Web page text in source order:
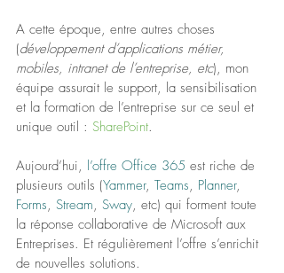
A cette époque, entre autres choses
(développement d’applications métier,
mobiles, intranet de l’entreprise, etc), mon
équipe assurait le support, la sensibilisation
et la formation de l’entreprise sur ce seul et
unique outil : SharePoint.
Aujourd’hui, l’offre Office 365 est riche de
plusieurs outils (Yammer, Teams, Planner,
Forms, Stream, Sway, etc) qui forment toute
la réponse collaborative de Microsoft aux
Entreprises. Et régulièrement l’offre s’enrichit
de nouvelles solutions.